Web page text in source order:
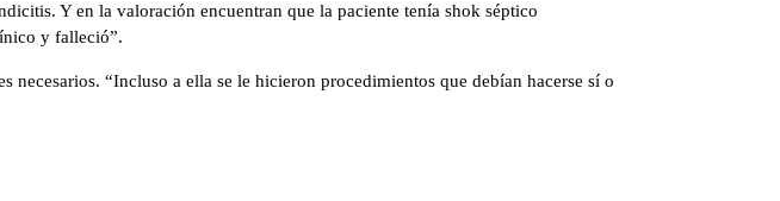
Y en la valoración encuentran que la paciente tenía shok séptico
y falleció”.
“Incluso a ella se le hicieron procedimientos que debían hacerse sí o